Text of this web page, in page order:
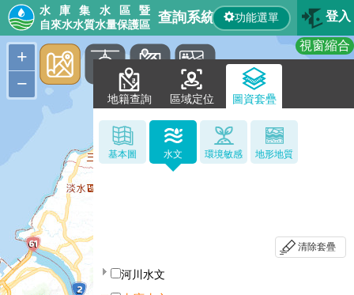
水庫集水區暨
自來水水質水量保護區
查詢系統 功能選單 登入
視窗縮合
地籍查詢 區域定位 圖資套疊
+
−